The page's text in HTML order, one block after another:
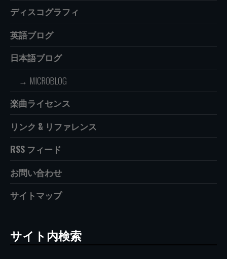
ディスコグラフィ
英語ブログ
日本語ブログ
MICROBLOG
楽曲ライセンス
リンク & リファレンス
RSS フィード
お問い合わせ
サイトマップ
サイト内検索